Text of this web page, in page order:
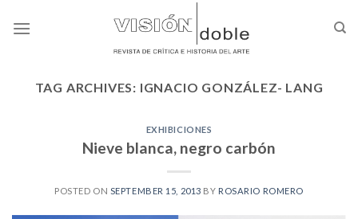
TAG ARCHIVES: IGNACIO GONZÁLEZ- LANG
EXHIBICIONES
Nieve blanca, negro carbón
POSTED ON SEPTEMBER 15, 2013 BY ROSARIO ROMERO